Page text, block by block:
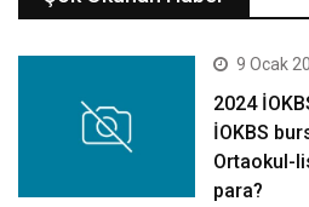
9 Ocak
2024
İOKBS
Ortaokul-
para?